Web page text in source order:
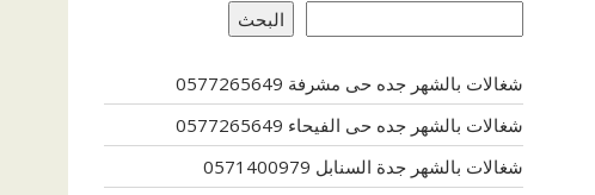
البحث
شغالات بالشهر جده حى مشرفة 0577265649
شغالات بالشهر جده حى الفيحاء 0577265649
شغالات بالشهر جدة السنابل 0571400979